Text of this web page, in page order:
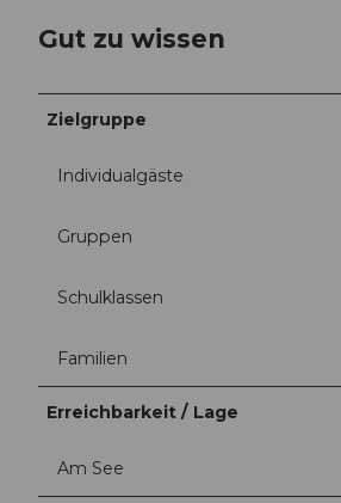
Gut zu wissen
Zielgruppe
Individualgäste
Gruppen
Schulklassen
Familien
Erreichbarkeit / Lage
Am See